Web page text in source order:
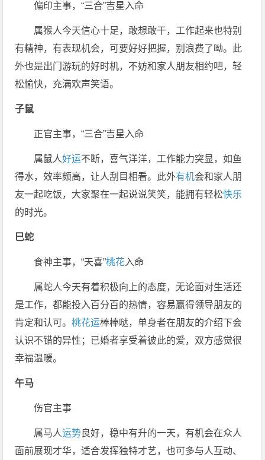
偏印主事，“三合”吉星入命
属猴人今天信心十足，敢想敢干，工作起来也特别
有精神，有表现机会，可要好好把握，别浪费了呦。此
外也是出门游玩的好时机，不妨和家人朋友相约吧，轻
松愉快，充满欢声笑语。
子鼠
正官主事，“三合”吉星入命
属鼠人好运不断，喜气洋洋，工作能力突显，如鱼
得水，效率颇高，让人刮目相看。此外有机会和家人朋
友一起吃饭，大家聚在一起说说笑笑，能拥有轻松快乐
的时光。
巳蛇
食神主事，“天喜”桃花入命
属蛇人今天有着积极向上的态度，无论面对生活还
是工作，都能投入百分百的热情，容易赢得领导朋友的
肯定和认可。桃花运棒棒哒，单身者在朋友的介绍下会
认识不错的异性；已婚者享受着彼此的爱，双方感觉很
幸福温暖。
午马
伤官主事
属马人运势 良好，稳中有升的一天，有机会在众人
面前展现才华，适合发挥独特才艺，也可多与人互动、